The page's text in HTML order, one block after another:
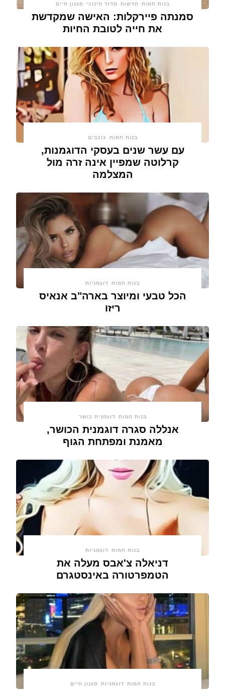
בנות חמות חדשות מדור חינוכי סגנון חיים
סמנתה פיירקלות: האישה שמקדשת
את חייה לטובת החיות
בנות חמות כוכבים
עם עשר שנים בעסקי הדוגמנות,
קרלוטה שמפיין אינה זרה מול
המצלמה
בנות חמות דוגמניות
הכל טבעי ומיוצר בארה"ב אנאיס
ריזו
בנות חמות דוגמנית כושר
אנללה סגרה דוגמנית הכושר,
מאמנת ומפתחת הגוף
בנות חמות דוגמניות
דניאלה צ'אבס מעלה את
הטמפרטורה באינסטגרם
בנות חמות דוגמניות סגנון חיים